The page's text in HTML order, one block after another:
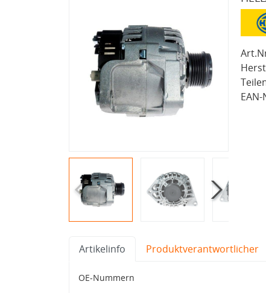
EAN-
Artikelinfo Produktverantwortlicher
OE-Nummern